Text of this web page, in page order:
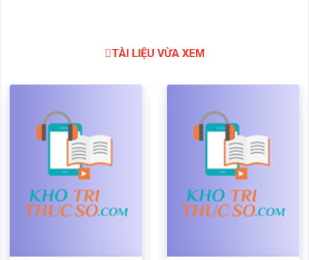
TÀI LIỆU VỪA XEM